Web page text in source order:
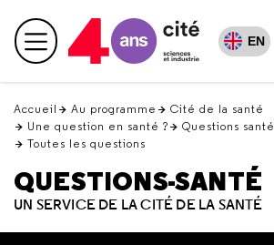
en
haut Menu principal EN
Accueil Au programme
Cité de la santé
Une question en santé ?
Questions santé
Toutes les questions
QUESTIONS-SANTÉ
UN SERVICE DE LA CITÉ DE LA SANTÉ